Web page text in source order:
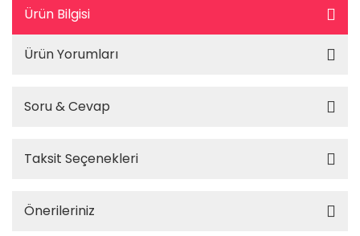
Ürün Bilgisi
Ürün Yorumları
Soru & Cevap
Taksit Seçenekleri
Önerileriniz